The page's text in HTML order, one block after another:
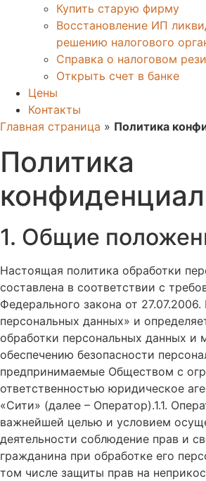
Купить старую фирму
Восстановление ИП
решению налогового
Справка о налоговом
Открыть счет в банке
Цены
Контакты
Главная страница » Политика
Политика
1. Общие
Настоящая политика обработки
составлена в соответствии с
Федерального закона от
персональных данных» и
обработки персональных данных и
обеспечению безопасности
предпринимаемые Обществом с
ответственностью юридическое
«Сити» (далее – Оператор).1.1.
важнейшей целью и условием
деятельности соблюдение прав и
гражданина при обработке его
том числе защиты прав на